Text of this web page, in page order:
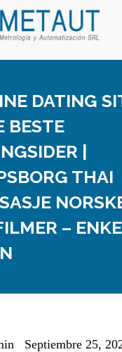
DATING
BESTE
|
THAI
–
Septiembre 25,